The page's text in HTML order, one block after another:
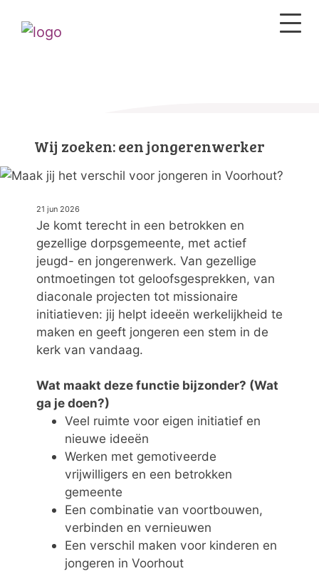
Wij zoeken: een jongerenwerker
21 jun 2026
Je komt terecht in een betrokken en
gezellige dorpsgemeente, met actief
jeugd- en jongerenwerk. Van gezellige
ontmoetingen tot geloofsgesprekken, van
diaconale projecten tot missionaire
initiatieven: jij helpt ideeën werkelijkheid te
maken en geeft jongeren een stem in de
kerk van vandaag.
Wat maakt deze functie bijzonder? (Wat
ga je doen?)
Veel ruimte voor eigen initiatief en
nieuwe ideeën
Werken met gemotiveerde
vrijwilligers en een betrokken
gemeente
Een combinatie van voortbouwen,
verbinden en vernieuwen
Een verschil maken voor kinderen en
jongeren in Voorhout